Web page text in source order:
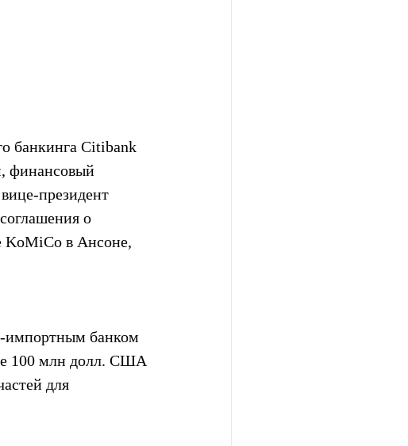
банкинга Citibank
финансовый
президент
о
KoMiCo в Ансоне,
импортным банком
100 млн долл. США
для